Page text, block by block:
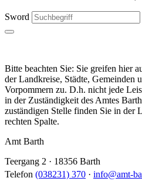
Sword
Bitte beachten Sie: Sie greifen hier
der Landkreise, Städte, Gemeinden
Vorpommern zu. D.h. nicht jede
in der Zuständigkeit des Amtes
zuständigen Stelle finden Sie in der
rechten Spalte.
Amt Barth
Teergang 2 · 18356 Barth
Telefon (038231) 370 · info@amt-